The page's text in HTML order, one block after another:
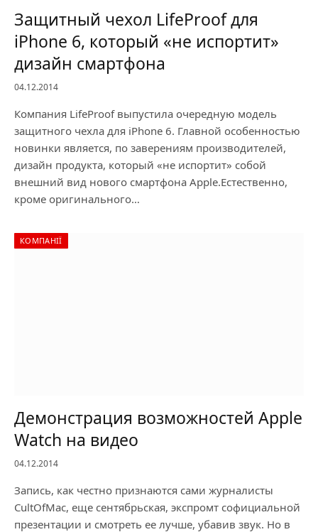
Защитный чехол LifeProof для
iPhone 6, который «не испортит»
дизайн смартфона
04.12.2014
Компания LifeProof выпустила очередную модель
защитного чехла для iPhone 6. Главной особенностью
новинки является, по заверениям производителей,
дизайн продукта, который «не испортит» собой
внешний вид нового смартфона Apple.Естественно,
кроме оригинального…
КОМПАНІЇ
Демонстрация возможностей Apple
Watch на видео
04.12.2014
Запись, как честно признаются сами журналисты
CultOfMac, еще сентябрьская, экспромт софициальной
презентации и смотреть ее лучше, убавив звук. Но в